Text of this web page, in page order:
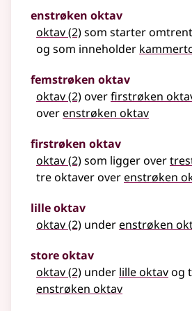
enstrøken oktav
oktav(2)som starter
og som inneholder
femstrøken oktav
oktav(2)overfirstrøken
overenstrøken oktav
firstrøken oktav
oktav(2)som ligger over
tre oktaver overenstrøken
lille oktav
oktav(2) underenstrøken
store oktav
oktav(2) under lille oktavog
enstrøken oktav